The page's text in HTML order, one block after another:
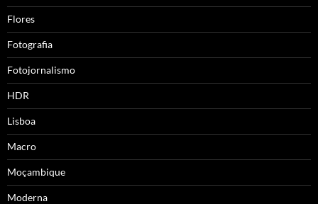
Flores
Fotografia
Fotojornalismo
HDR
Lisboa
Macro
Moçambique
Moderna